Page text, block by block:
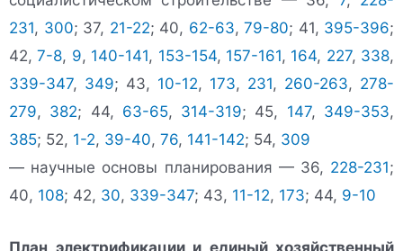
231, 300; 37, 21-22; 40, 62-63, 79-80; 41, 395-396;
42,7-8, 9, 140-141, 153-154, 157-161, 164, 227, 338,
339-347, 349; 43, 10-12, 173, 231, 260-263, 278-
279, 382; 44, 63-65, 314-319; 45, 147, 349-353,
385; 52, 1-2, 39-40, 76, 141-142; 54, 309
— научные основы планирования — 36, 228-231;
40, 108; 42, 30, 339-347; 43, 11-12, 173; 44, 9-10